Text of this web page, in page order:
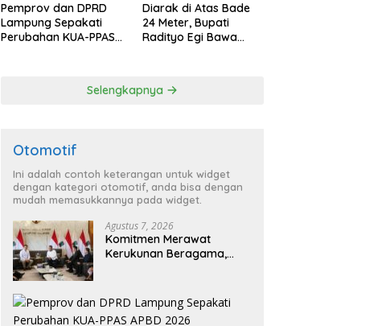
Pemprov dan DPRD
Lampung Sepakati
Perubahan KUA-PPAS
Diarak di Atas Bade
24 Meter, Bupati
Radityo Egi Bawa
pada 2027
Selengkapnya
Otomotif
Ini adalah contoh keterangan untuk widget
dengan kategori otomotif, anda bisa dengan
mudah memasukkannya pada widget.
Agustus 7, 2026
Komitmen Merawat
Kerukunan Beragama,
Penghargaan dari HKBP